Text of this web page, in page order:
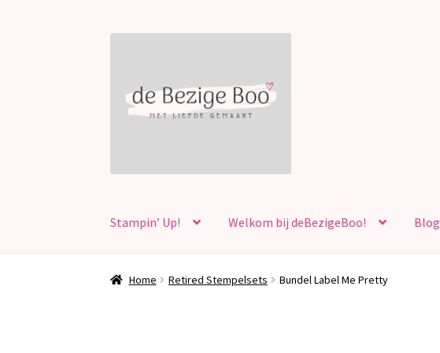
navigatie
inhoud
Stampin’ Up! Welkom bij deBezigeBoo! Blog
Home Retired Stempelsets Bundel Label Me Pretty